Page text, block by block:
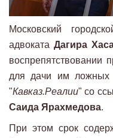
Московский
адвоката Дагира
воспрепятствовании
для дачи им ложных
"Кавказ.Реалии" со
Саида Ярахмедова.
При этом срок